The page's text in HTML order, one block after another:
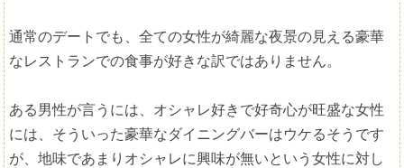
通常のデートでも、全ての女性が綺麗な夜景の見える豪華
なレストランでの食事が好きな訳ではありません。
ある男性が言うには、オシャレ好きで好奇心が旺盛な女性
には、そういった豪華なダイニングバーはウケるそうです
が、地味であまりオシャレに興味が無いという女性に対し